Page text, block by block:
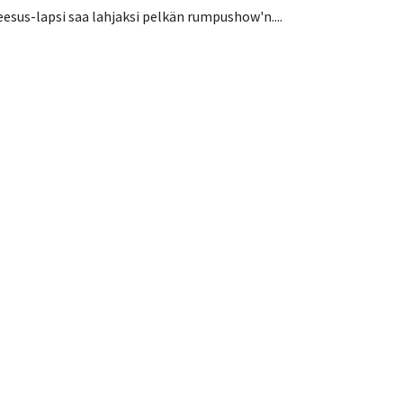
lapsi saa lahjaksi pelkän rumpushow'n....